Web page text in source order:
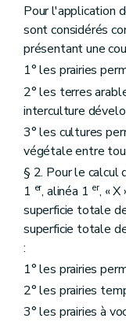
Pour l'application
sont considérés
présentant une
1° les prairies
2° les terres
interculture
3° les cultures
végétale entre
§ 2. Pour le calcul
1 er, alinéa 1 er, «
superficie totale
superficie totale
:
1° les prairies
2° les prairies
3° les prairies à